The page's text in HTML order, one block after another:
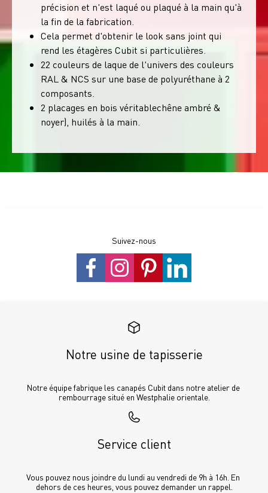
précision et n'est laqué ou plaqué à la main qu'à
la fin de la fabrication.
Cela permet d'obtenir le look sans joint qui
rend les étagères Cubit si particulières.
22 couleurs de laque de l'univers des couleurs
RAL & NCS sur une base de polyuréthane à 2
composants.
2 placages en bois véritablechêne ambré &
noyer), huilés à la main.
Suivez-nous
Notre usine de tapisserie
Notre équipe fabrique les canapés Cubit dans notre atelier de
rembourrage situé en Westphalie orientale.
Service client
Vous pouvez nous joindre du lundi au vendredi de 9h à 16h. En
dehors de ces heures, vous pouvez demander un rappel.